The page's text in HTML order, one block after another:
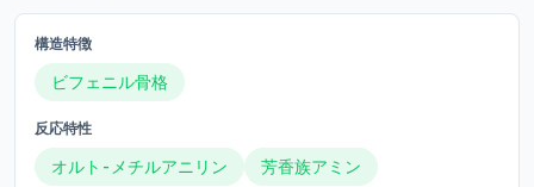
構造特徴
ビフェニル骨格
反応特性
オルト-メチルアニリン 芳香族アミン